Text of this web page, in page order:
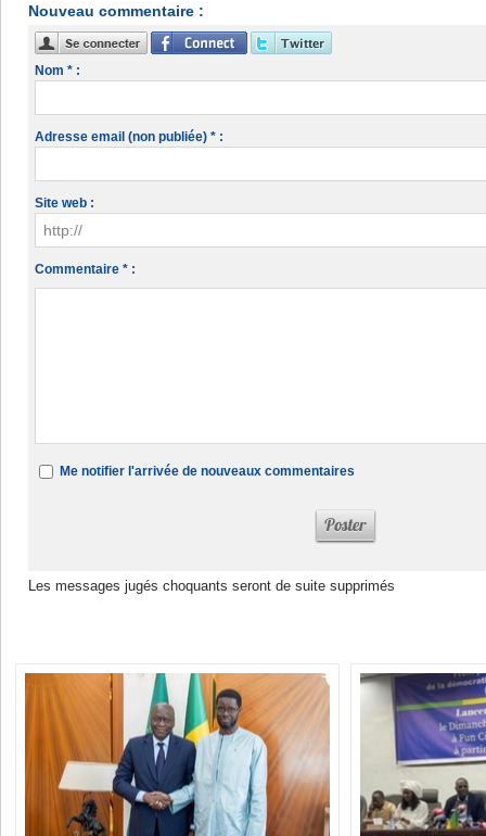
Nouveau commentaire :
Nom * :
Adresse email (non publiée) * :
Site web :
Commentaire * :
Me notifier l'arrivée de nouveaux commentaires
Les messages jugés choquants seront de suite supprimés